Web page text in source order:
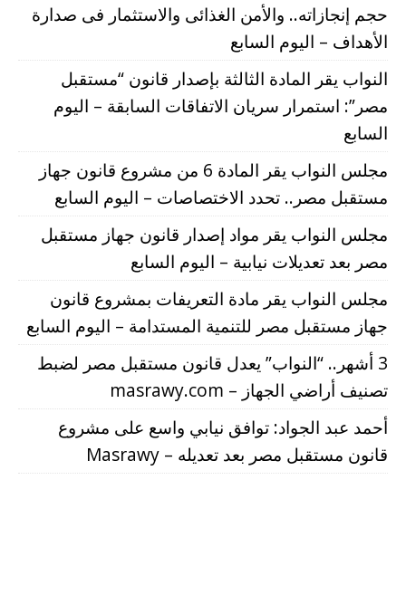
حجم إنجازاته.. والأمن الغذائى والاستثمار فى صدارة
الأهداف – اليوم السابع
النواب يقر المادة الثالثة بإصدار قانون “مستقبل
مصر”: استمرار سريان الاتفاقات السابقة – اليوم
السابع
مجلس النواب يقر المادة 6 من مشروع قانون جهاز
مستقبل مصر.. تحدد الاختصاصات – اليوم السابع
مجلس النواب يقر مواد إصدار قانون جهاز مستقبل
مصر بعد تعديلات نيابية – اليوم السابع
مجلس النواب يقر مادة التعريفات بمشروع قانون
جهاز مستقبل مصر للتنمية المستدامة – اليوم السابع
3 أشهر.. “النواب” يعدل قانون مستقبل مصر لضبط
تصنيف أراضي الجهاز – masrawy.com
أحمد عبد الجواد: توافق نيابي واسع على مشروع
قانون مستقبل مصر بعد تعديله – Masrawy